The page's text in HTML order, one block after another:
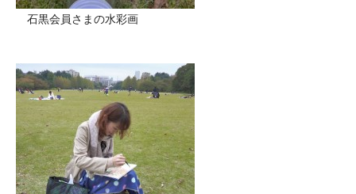
石黒会員さまの水彩画